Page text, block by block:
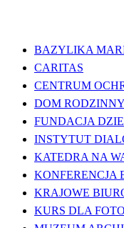
BAZYLIKA
CARITAS
CENTRUM
DOM
FUNDACJA
INSTYTUT
KATEDRA NA
KONFERENCJA
KRAJOWE
KURS DLA